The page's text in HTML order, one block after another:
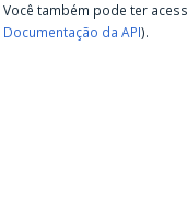
Você também pode ter
Documentação da API).